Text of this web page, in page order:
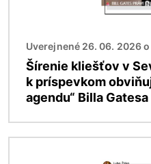
Uverejnené 26. 06. 2026
Šírenie kliešťov v
k príspevkom
agendu“ Billa Gatesa